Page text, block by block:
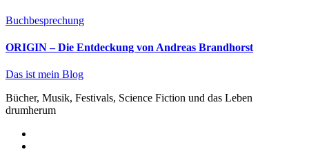
Buchbesprechung
ORIGIN – Die Entdeckung von Andreas Brandhorst
Das ist mein Blog
Bücher, Musik, Festivals, Science Fiction und das Leben
drumherum